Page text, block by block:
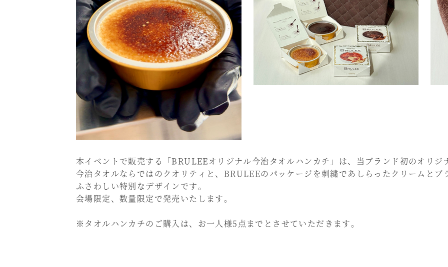
本イベントで販売する「BRULEEオリジナル今治タオルハンカチ」は、当ブランド初のオリジ
今治タオルならではのクオリティと、BRULEEのパッケージを刺繍であしらったクリームとブ
ふさわしい特別なデザインです。
会場限定、数量限定で発売いたします。
※タオルハンカチのご購入は、お一人様5点までとさせていただきます。